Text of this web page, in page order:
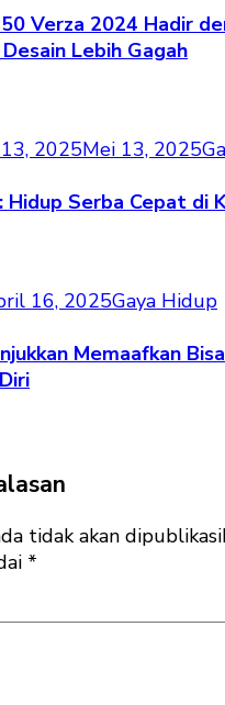
Verza 2024 Hadir
Lebih Gagah
2025Mei 13, 2025
Hidup Serba Cepat di
16, 2025Gaya Hidup
Memaafkan Bisa
tidak akan
*